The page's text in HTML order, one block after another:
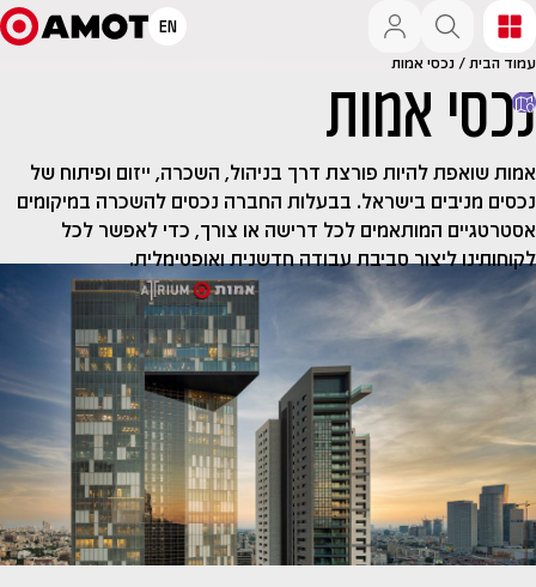
הבית/נכסי אמות
אמות
שואפת להיות פורצת דרך בניהול, השכרה, ייזום ופיתוח של
מניבים בישראל. בבעלות החברה נכסים להשכרה במיקומים
המותאמים לכל דרישה או צורך, כדי לאפשר לכל
ליצור סביבת עבודה חדשנית ואופטימלית.